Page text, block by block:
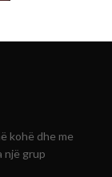
kohë dhe me
një grup